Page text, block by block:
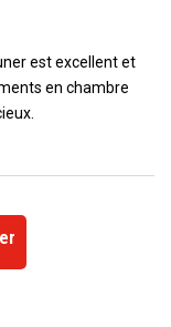
est excellent et
en chambre